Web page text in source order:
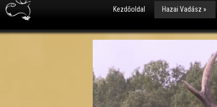
Kezdőoldal Hazai Vadász »